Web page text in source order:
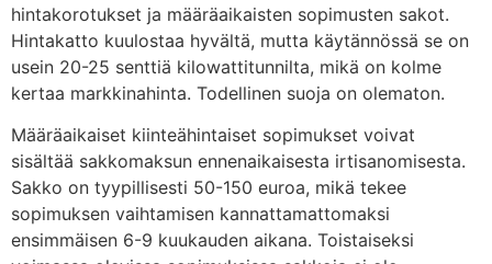
hintakorotukset ja määräaikaisten sopimusten sakot.
Hintakatto kuulostaa hyvältä, mutta käytännössä se on
usein 20-25 senttiä kilowattitunnilta, mikä on kolme
kertaa markkinahinta. Todellinen suoja on olematon.
Määräaikaiset kiinteähintaiset sopimukset voivat
sisältää sakkomaksun ennenaikaisesta irtisanomisesta.
Sakko on tyypillisesti 50-150 euroa, mikä tekee
sopimuksen vaihtamisen kannattamattomaksi
ensimmäisen 6-9 kuukauden aikana. Toistaiseksi